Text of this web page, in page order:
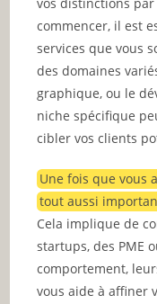
vos distinctions
commencer, il est
services que vous
des domaines
graphique, ou le
niche spécifique
cibler vos clients
Une fois que vous
tout aussi
Cela implique de
startups, des PME
comportement,
vous aide à affiner